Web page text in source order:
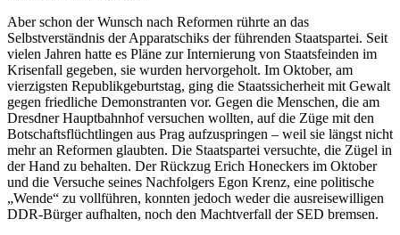
Aber schon der Wunsch nach Reformen rührte an das
Selbstverständnis der Apparatschiks der führenden Staatspartei. Seit
vielen Jahren hatte es Pläne zur Internierung von Staatsfeinden im
Krisenfall gegeben, sie wurden hervorgeholt. Im Oktober, am
vierzigsten Republikgeburtstag, ging die Staatssicherheit mit Gewalt
gegen friedliche Demonstranten vor. Gegen die Menschen, die am
Dresdner Hauptbahnhof versuchen wollten, auf die Züge mit den
Botschaftsflüchtlingen aus Prag aufzuspringen – weil sie längst nicht
mehr an Reformen glaubten. Die Staatspartei versuchte, die Zügel in
der Hand zu behalten. Der Rückzug Erich Honeckers im Oktober
und die Versuche seines Nachfolgers Egon Krenz, eine politische
„Wende“ zu vollführen, konnten jedoch weder die ausreisewilligen
DDR-Bürger aufhalten, noch den Machtverfall der SED bremsen.